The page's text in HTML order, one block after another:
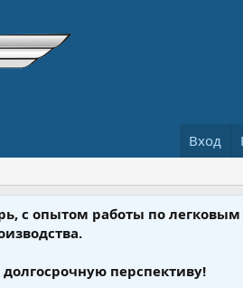
Вход
с опытом работы по
перспективу!